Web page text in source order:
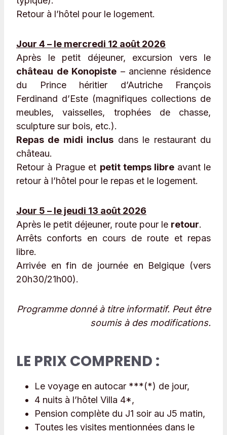
Retour à l’hôtel pour le logement.
Jour 4 – le mercredi 12 août 2026
Après le petit déjeuner, excursion vers le
château de Konopiste – ancienne résidence
du Prince héritier d’Autriche François
Ferdinand d’Este (magnifiques collections de
meubles, vaisselles, trophées de chasse,
sculpture sur bois, etc.).
Repas de midi inclus dans le restaurant du
château.
Retour à Prague et petit temps libreavant le
retour à l’hôtel pour le repas et le logement.
Jour 5 – le jeudi 13 août 2026
Après le petit déjeuner, route pour le retour.
Arrêts conforts en cours de route et repas
libre.
Arrivée en fin de journée en Belgique (vers
20h30/21h00).
Programme donné à titre informatif. Peut être
soumis à des modifications.
LE PRIX COMPREND :
Le voyage en autocar ***(*) de jour,
4 nuits à l’hôtel Villa 4*,
Pension complète du J1 soir au J5 matin,
Toutes les visites mentionnées dans le